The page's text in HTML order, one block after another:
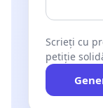
Scrieți cu
petiție